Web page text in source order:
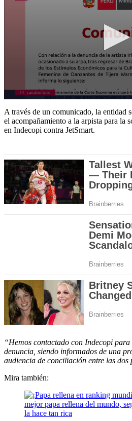
seconds
of
1
minute,
A través de un comunicado, la entidad
el acompañamiento a la arpista para la
en Indecopi contra JetSmart.
“Hemos contactado con Indecopi
denuncia, siendo informados de una
audiencia de conciliación entre las dos
Mira también: